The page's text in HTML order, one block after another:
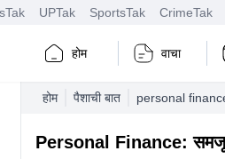
UPTak SportsTak CrimeTak
होम वाचा
होम पैशाची बात personal
Personal Finance: समजून